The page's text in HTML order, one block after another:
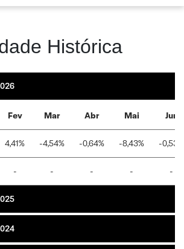
Histórica
Fev Mar Abr Mai Jun
4,41% -4,54% -0,64% -8,43% -0,53%
- - - - -